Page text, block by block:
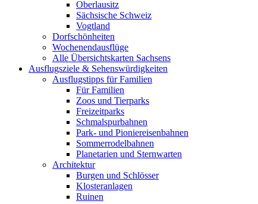
Oberlausitz
Sächsische Schweiz
Vogtland
Dorfschönheiten
Wochenendausflüge
Alle Übersichtskarten Sachsens
Ausflugsziele & Sehenswürdigkeiten
Ausflugstipps für Familien
Für Familien
Zoos und Tierparks
Freizeitparks
Schmalspurbahnen
Park- und Pioniereisenbahnen
Sommerrodelbahnen
Planetarien und Sternwarten
Architektur
Burgen und Schlösser
Klosteranlagen
Ruinen